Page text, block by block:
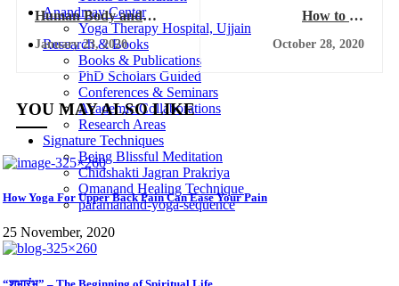
Anandmay Center
Yoga Therapy Hospital, Ujjain
Research & Books
Books & Publications
PhD Scholars Guided
Conferences & Seminars
Academic Collaborations
Research Areas
Signature Techniques
Being Blissful Meditation
Chidshakti Jagran Prakriya
Omanand Healing Technique
paramanand-yoga-sequence
Human Body and
Chakras
January 23, 2020
How to do
October 28, 2020
YOU MAY ALSO LIKE
How Yoga For Upper Back Pain Can Ease Your Pain
25 November, 2020